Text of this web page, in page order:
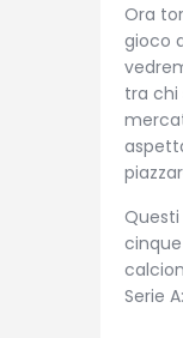
Ora
gioco
tra chi
Serie A: